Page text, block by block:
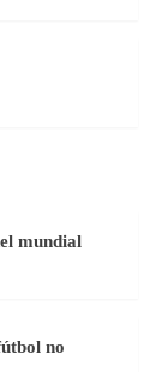
mundial
no